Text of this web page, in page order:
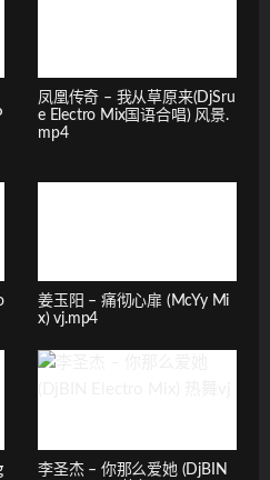
凤凰传奇 – 我从草原来(DjSru
e Electro Mix国语合唱) 风景.
mp4
姜玉阳 – 痛彻心扉 (McYy Mi
x) vj.mp4
李圣杰 – 你那么爱她 (DjBIN